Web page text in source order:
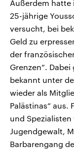
Außerdem hatte
25-jährige
versucht, bei
Geld zu
der
Grenzen“.
bekannt unter
wieder als
Palästinas“ aus.
und
Jugendgewalt,
Barbarengang